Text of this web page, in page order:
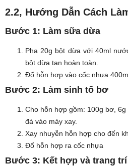
2.2, Hướng Dẫn Cách
Bước 1: Làm sữa dừa
Pha 20g bột dừa với 40ml
bột dừa tan hoàn toàn.
Đổ hỗn hợp vào cốc nhựa
Bước 2: Làm sinh tố bơ
Cho hỗn hợp gồm: 100g bơ,
đá vào máy xay.
Xay nhuyễn hỗn hợp cho đến
Đổ hỗn hợp ra cốc nhựa
Bước 3: Kết hợp và trang trí